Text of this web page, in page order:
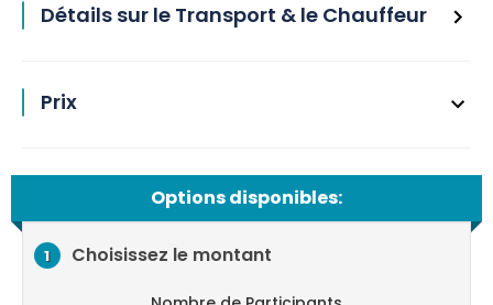
Détails sur le Transport & le Chauffeur
Prix
Options disponibles:
1 Choisissez le montant